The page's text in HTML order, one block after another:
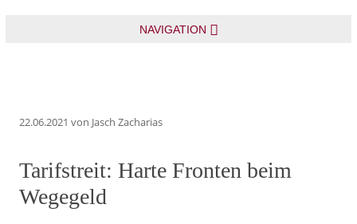
NAVIGATION
22.06.2021 von Jasch Zacharias
Tarifstreit: Harte Fronten beim
Wegegeld